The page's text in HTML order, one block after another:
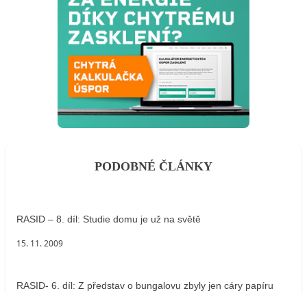
PODOBNÉ ČLÁNKY
RASID – 8. díl: Studie domu je už na světě
15. 11. 2009
RASID- 6. díl: Z představ o bungalovu zbyly jen cáry papíru